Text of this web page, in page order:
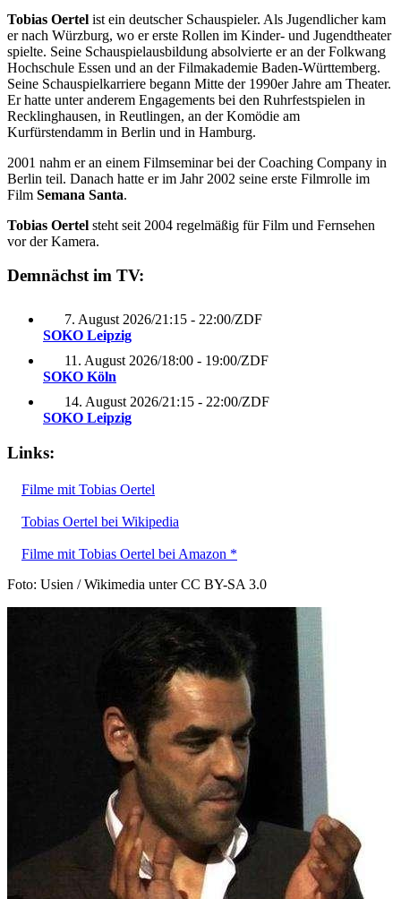
Tobias Oertel ist ein deutscher Schauspieler. Als Jugendlicher kam
er nach Würzburg, wo er erste Rollen im Kinder- und Jugendtheater
spielte. Seine Schauspielausbildung absolvierte er an der Folkwang
Hochschule Essen und an der Filmakademie Baden-Württemberg.
Seine Schauspielkarriere begann Mitte der 1990er Jahre am Theater.
Er hatte unter anderem Engagements bei den Ruhrfestspielen in
Recklinghausen, in Reutlingen, an der Komödie am
Kurfürstendamm in Berlin und in Hamburg.
2001 nahm er an einem Filmseminar bei der Coaching Company in
Berlin teil. Danach hatte er im Jahr 2002 seine erste Filmrolle im
Film Semana Santa.
Tobias Oertel steht seit 2004 regelmäßig für Film und Fernsehen
vor der Kamera.
Demnächst im TV:
7. August 2026/21:15 - 22:00/ZDF
SOKO Leipzig
11. August 2026/18:00 - 19:00/ZDF
SOKO Köln
14. August 2026/21:15 - 22:00/ZDF
SOKO Leipzig
Links:
Filme mit Tobias Oertel
Tobias Oertel bei Wikipedia
Filme mit Tobias Oertel bei Amazon *
Foto: Usien / Wikimedia unter CC BY-SA 3.0